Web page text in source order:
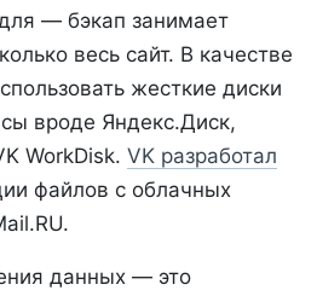
— бэкап занимает
весь сайт. В качестве
жесткие диски
вроде Яндекс.Диск,
WorkDisk. VK разработал
файлов с облачных
данных — это